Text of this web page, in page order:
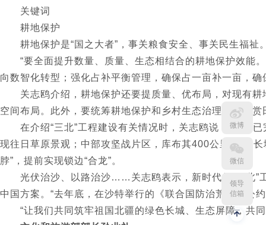
微博
微信
领导
信箱
关键词
耕地保护
耕地保护是“国之大者”，事关粮食安全、事关民生福祉
“要全面提升数量、质量、生态相结合的耕地保护效能。
向数智化转型；强化占补平衡管理，确保占一亩补一亩，
关志鸥介绍，耕地保护还要提质量、优布局，对现有耕
空间布局。此外，要统筹耕地保护和乡村生态治理，让欣
在介绍“三北”工程建设有关情况时，关志鸥说：“目前已
现往日草原景观；中部攻坚战片区，库布其400公里“光伏
脖”，提前实现锁边“合龙”。
光伏治沙、以路治沙……关志鸥表示，新时代的“三北”工
中国方案。“去年底，在沙特举行的《联合国防治荒漠化公
“让我们共同筑牢祖国北疆的绿色长城、生态屏障，共同